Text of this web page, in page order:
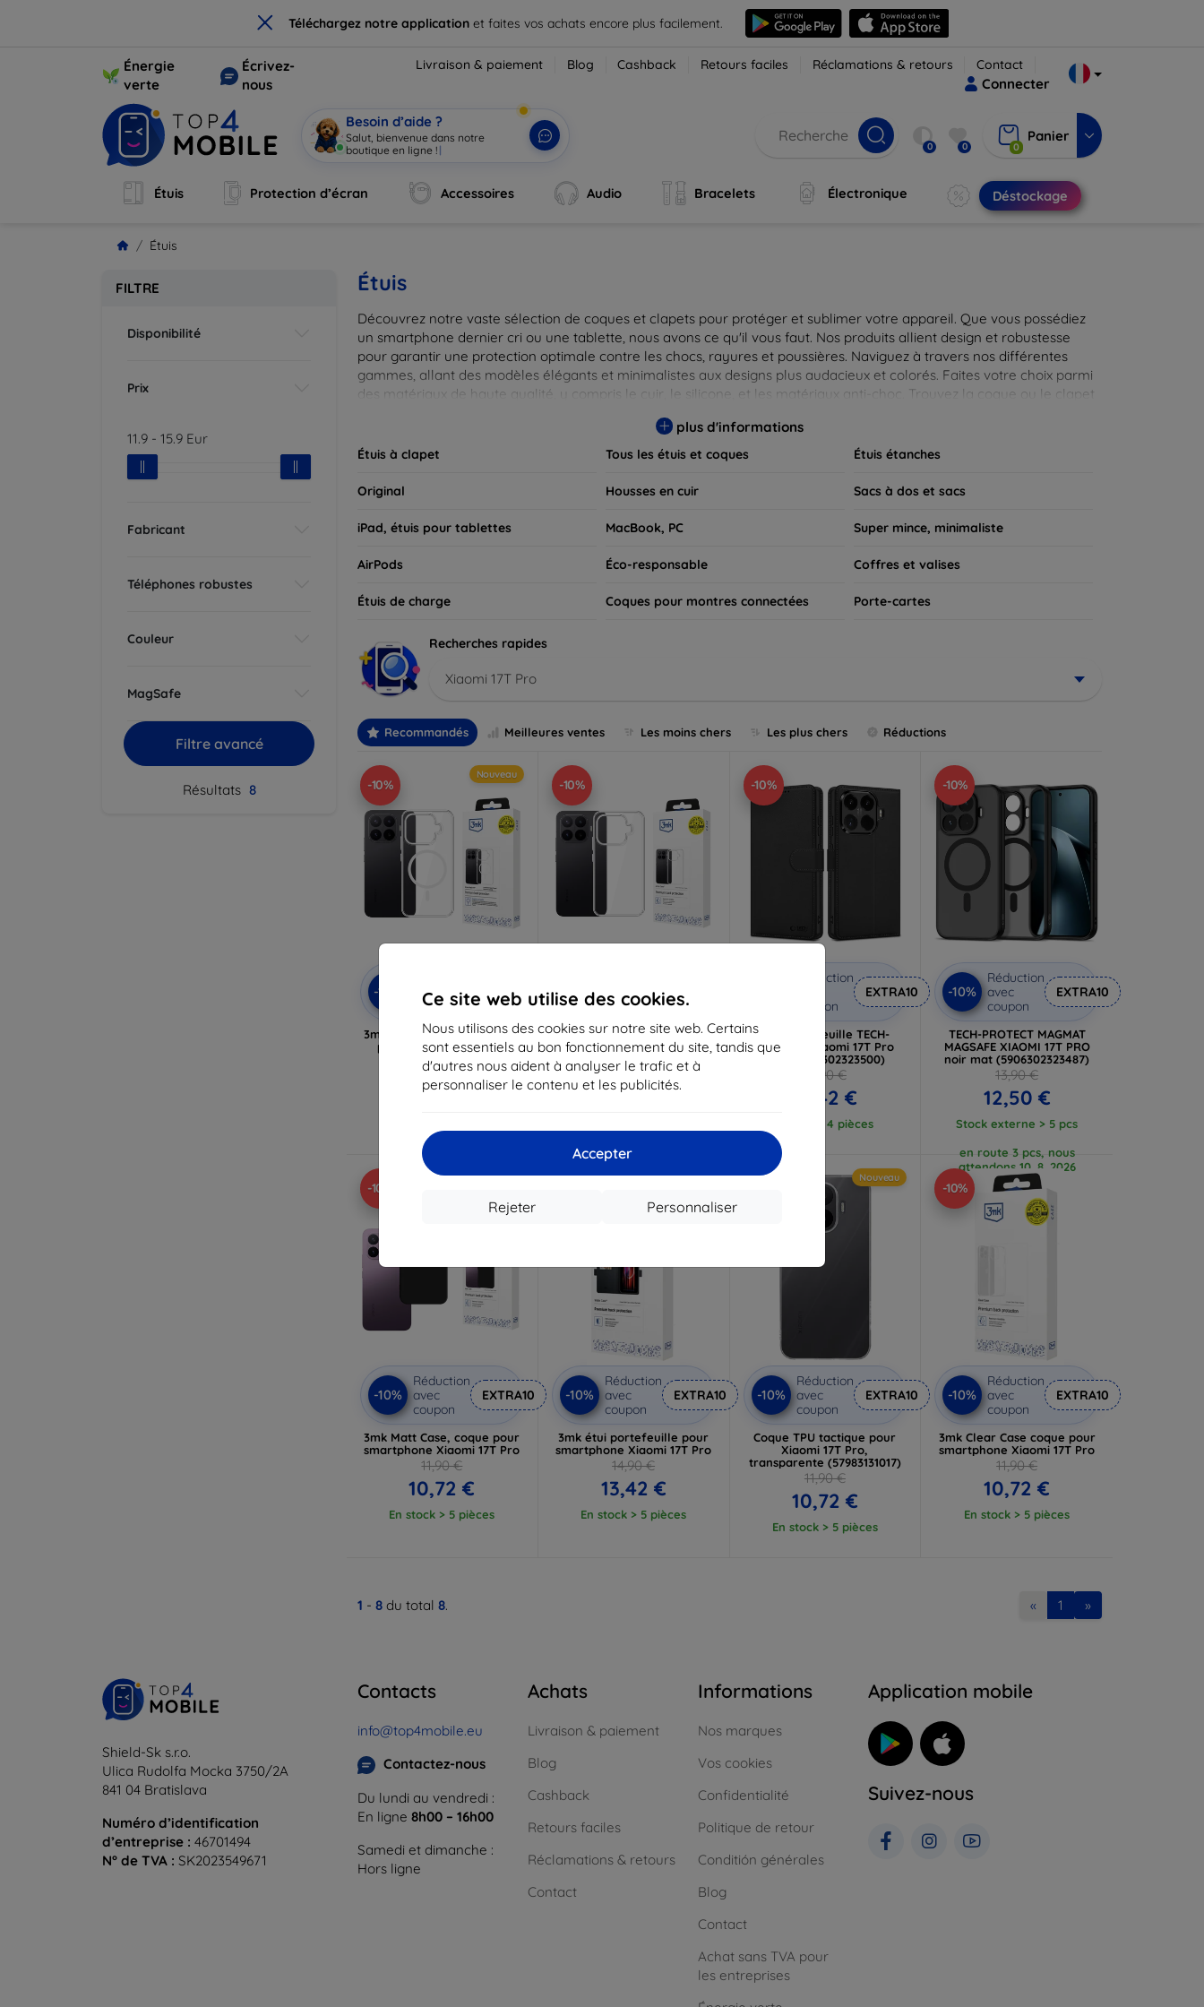
× Téléchargez notre application et faites vos achats encore plus facilement.
Ce site web utilise des cookies.
Nous utilisons des cookies sur notre site web. Certains
sont essentiels au bon fonctionnement du site, tandis que
d'autres nous aident à analyser le trafic et à
personnaliser le contenu et les publicités.
Accepter
Personnaliser
Rejeter
Énergie
verte
Écrivez-
nous
Livraison & paiement Blog Cashback Retours faciles Réclamations & retours Contact
Connecter
Besoin d’aide ?
Salut, bienvenue dans notre
boutique en ligne ! | 0 0 0
Panier
Étuis Protection d’écran Accessoires Audio Bracelets Électronique Déstockage
Étuis
FILTRE
Disponibilité
Prix
11.9 - 15.9 Eur
Fabricant
Téléphones robustes
Couleur
MagSafe
Filtre avancé
Résultats 8
Étuis
Découvrez notre vaste sélection de coques et clapets pour protéger et sublimer votre appareil. Que vous possédiez
un smartphone dernier cri ou une tablette, nous avons ce qu'il vous faut. Nos produits allient design et robustesse
pour garantir une protection optimale contre les chocs, rayures et poussières. Naviguez à travers nos différentes
gammes, allant des modèles élégants et minimalistes aux designs plus audacieux et colorés. Faites votre choix parmi
des matériaux de haute qualité, y compris le cuir, le silicone, et les matériaux anti-choc. Trouvez la coque ou le clapet
plus d'informations
Étuis à clapet Tous les étuis et coques Étuis étanches
Original Housses en cuir Sacs à dos et sacs
iPad, étuis pour tablettes MacBook, PC Super mince, minimaliste
AirPods Éco-responsable Coffres et valises
Étuis de charge Coques pour montres connectées Porte-cartes
Recherches rapides
Xiaomi 17T Pro
Recommandés Meilleures ventes Les moins chers Les plus chers Réductions
-10%
Nouveau
-10%
avec
coupon
EXTRA10
3mk Armor MagCase coque
pour smartphone pour
Xiaomi 17T Pro
15,90 €
14,32 €
-10%
-10%
coupon
3mk Armor Case coque pour
smartphone pour Xiaomi 17T
Pro
13,90 €
12,50 €
-10%
Réduction
coupon
EXTRA10
Étui portefeuille TECH-
PROTECT Xiaomi 17T Pro
noir (5906302323500)
14,90 €
13,42 €
En stock 4 pièces
-10%
-10%
Réduction
avec
coupon
EXTRA10
TECH-PROTECT MAGMAT
MAGSAFE XIAOMI 17T PRO
noir mat (5906302323487)
13,90 €
12,50 €
Stock externe > 5 pcs
en route 3 pcs, nous
attendons 10. 8. 2026
-10%
Nouveau
-10%
Réduction
avec
coupon
EXTRA10
3mk Matt Case, coque pour
smartphone Xiaomi 17T Pro
11,90 €
10,72 €
En stock > 5 pièces
Nouveau
-10%
Réduction
avec
coupon
EXTRA10
3mk étui portefeuille pour
smartphone Xiaomi 17T Pro
14,90 €
13,42 €
En stock > 5 pièces
Nouveau
-10%
Réduction
avec
coupon
EXTRA10
Coque TPU tactique pour
Xiaomi 17T Pro,
transparente (57983131017)
11,90 €
10,72 €
En stock > 5 pièces
-10%
-10%
Réduction
avec
coupon
EXTRA10
3mk Clear Case coque pour
smartphone Xiaomi 17T Pro
11,90 €
10,72 €
En stock > 5 pièces
1 - 8 du total 8. « 1 »
Shield-Sk s.r.o.
Ulica Rudolfa Mocka 3750/2A
841 04 Bratislava
Numéro d’identification
d’entreprise : 46701494
N° de TVA : SK2023549671
Contacts
info@top4mobile.eu
Contactez-nous
Du lundi au vendredi :
En ligne 8h00 – 16h00
Samedi et dimanche :
Hors ligne
Achats
Livraison & paiement
Blog
Cashback
Retours faciles
Réclamations & retours
Contact
Informations
Nos marques
Vos cookies
Confidentialité
Politique de retour
Conditión générales
Blog
Contact
Achat sans TVA pour
les entreprises
Application mobile
Suivez-nous